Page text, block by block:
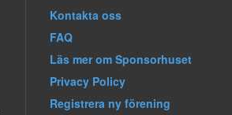
Kontakta oss
FAQ
Läs mer om Sponsorhuset
Privacy Policy
Registrera ny förening